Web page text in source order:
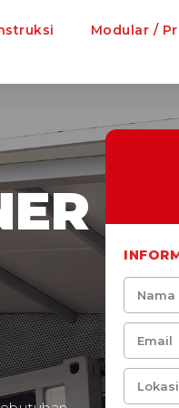
Modular /